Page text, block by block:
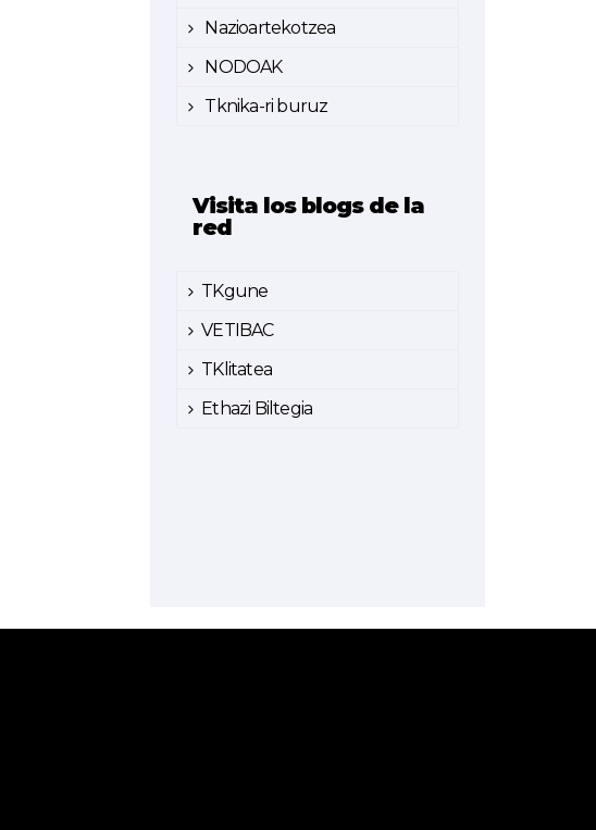
Nazioartekotzea
NODOAK
Tknika-ri buruz
Visita los blogs de la
red
TKgune
VETIBAC
TKlitatea
Ethazi Biltegia